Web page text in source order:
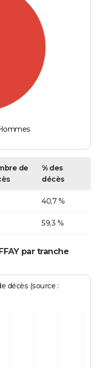
de
% des
décès
40,7 %
59,3 %
par tranche
décès (source :